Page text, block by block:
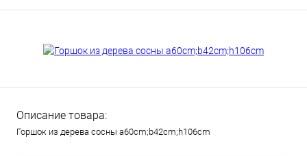
Описание товара:
Горшок из дерева сосны a60cm;b42cm;h106cm